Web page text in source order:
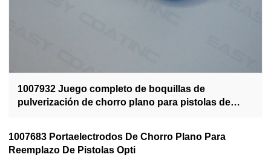
1007932 Juego completo de boquillas de
pulverización de chorro plano para pistolas de
1007683 Portaelectrodos De Chorro Plano Para
Reemplazo De Pistolas Opti